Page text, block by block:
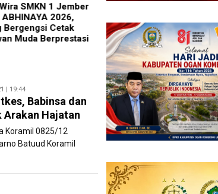
SMKN 1 Jember
ABHINAYA 2026,
Bergengsi Cetak
Muda Berprestasi
Salahgunakan Ijin Tinggal
| 19:44
Babinsa dan
Arakan Hajatan
Koramil 0825/12
Batuud Koramil